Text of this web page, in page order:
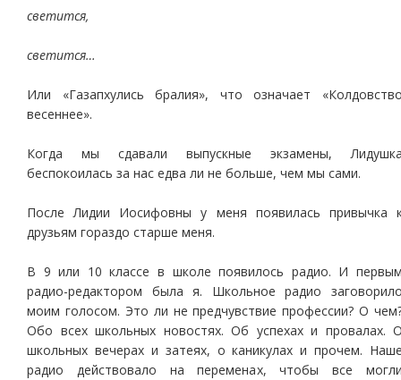
светится,
светится…
Или «Газапхулись бралия», что означает
весеннее».
Когда мы сдавали выпускные экзамены,
беспокоилась за нас едва ли не больше, чем мы сами.
После Лидии Иосифовны у меня появилась привычка
друзьям гораздо старше меня.
В 9 или 10 классе в школе появилось радио. И
радио-редактором была я. Школьное радио
моим голосом. Это ли не предчувствие профессии? О
Обо всех школьных новостях. Об успехах и провалах.
школьных вечерах и затеях, о каникулах и прочем.
радио действовало на переменах, чтобы все